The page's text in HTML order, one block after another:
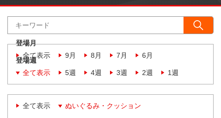
登場月
全て表示
9月 8月 7月 6月
登場週
全て表示
5週 4週 3週 2週 1週
全て表示 ぬいぐるみ・クッション